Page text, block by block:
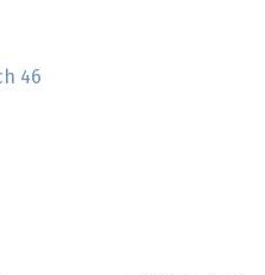
46